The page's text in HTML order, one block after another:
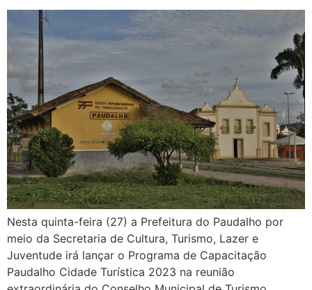
Nesta quinta-feira (27) a Prefeitura do Paudalho por
meio da Secretaria de Cultura, Turismo, Lazer e
Juventude irá lançar o Programa de Capacitação
Paudalho Cidade Turística 2023 na reunião